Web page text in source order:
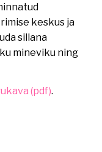
keskus ja
sillana
mineviku ning
(pdf).